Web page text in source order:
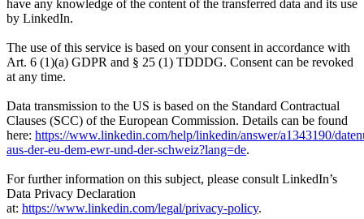
have any knowledge of the content of the transferred data and its use
by LinkedIn.
The use of this service is based on your consent in accordance with
Art. 6 (1)(a) GDPR and § 25 (1) TDDDG. Consent can be revoked
at any time.
Data transmission to the US is based on the Standard Contractual
Clauses (SCC) of the European Commission. Details can be found
here: https://www.linkedin.com/help/linkedin/answer/a1343190/
aus-der-eu-dem-ewr-und-der-schweiz?lang=de.
For further information on this subject, please consult LinkedIn’s
Data Privacy Declaration
at: https://www.linkedin.com/legal/privacy-policy.